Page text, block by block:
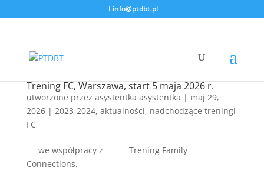
info@ptdbt.pl
Trening FC, Warszawa, start 5 maja 2026 r.
utworzone przez asystentka asystentka | maj 29,
2026| 2023-2024, aktualności, nadchodzące treningi
FC
we współpracy z Trening Family
Connections.